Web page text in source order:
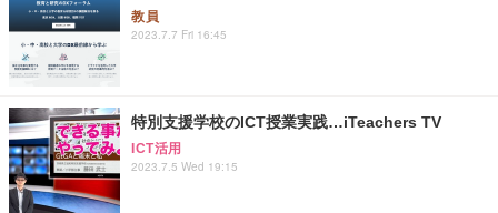
教員
2023.7.7 Fri 16:45
特別支援学校のICT授業実践…iTeachers TV
ICT活用
2023.7.5 Wed 19:15